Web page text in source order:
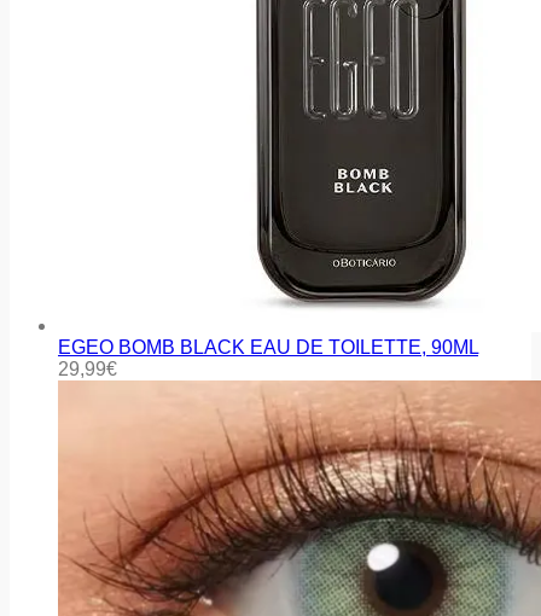
EGEO BOMB BLACK EAU DE TOILETTE, 90ML
29,99€